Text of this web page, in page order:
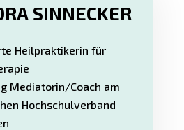
SINNECKER
Heilpraktikerin für
Mediatorin/Coach am
Hochschulverband